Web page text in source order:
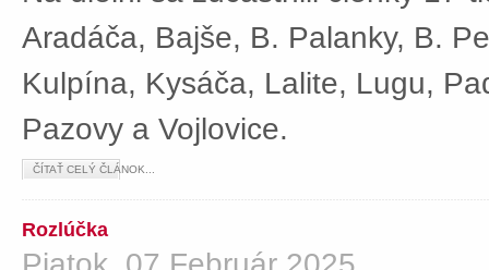
Aradáča, Bajše, B. Palanky, B.
Kulpína, Kysáča, Lalite, Lugu,
Pazovy a Vojlovice.
ČÍTAŤ CELÝ ČLÁNOK...
Rozlúčka